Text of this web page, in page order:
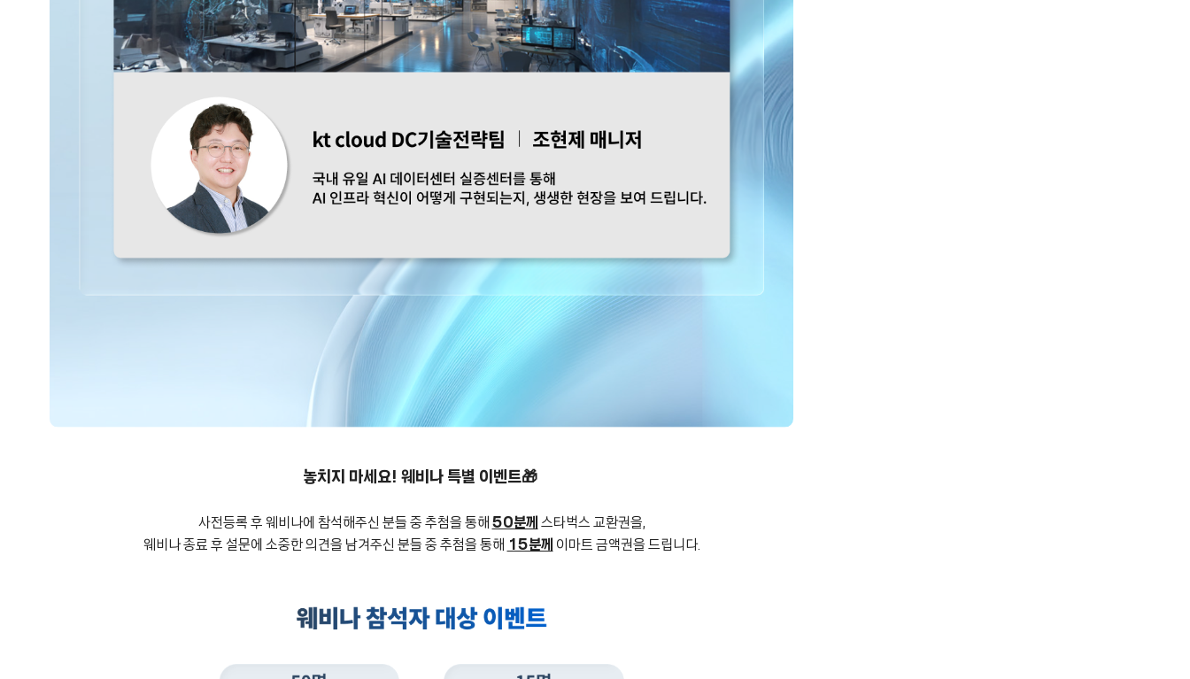
놓치지 마세요! 웨비나 특별 이벤트🎁
사전등록 후 웨비나에 참석해주신 분들 중 추첨을 통해 50분께 스타벅스 교환권을,
웨비나 종료 후 설문에 소중한 의견을 남겨주신 분들 중 추첨을 통해 15분께 이마트 금액권을 드립니다.